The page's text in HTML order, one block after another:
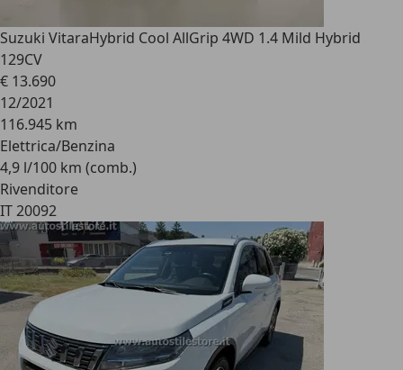
Suzuki VitaraHybrid Cool AllGrip 4WD 1.4 Mild Hybrid
129CV
€ 13.690
12/2021
116.945 km
Elettrica/Benzina
4,9 l/100 km (comb.)
Rivenditore
IT 20092